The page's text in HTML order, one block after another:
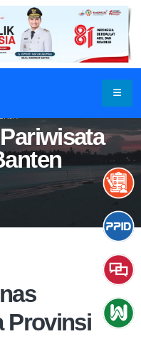
Provinsi